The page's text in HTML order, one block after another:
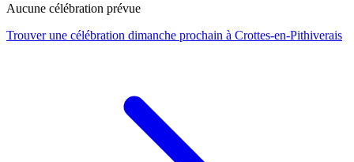
Aucune célébration prévue
Trouver une célébration dimanche prochain à Crottes-en-Pithiverais